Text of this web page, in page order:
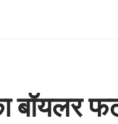
बॉयलर